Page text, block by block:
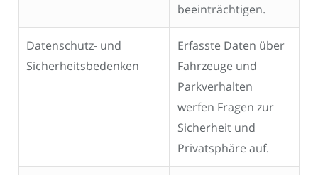
beeinträchtigen.
Datenschutz- und
Sicherheitsbedenken
Erfasste Daten über
Fahrzeuge und
Parkverhalten
werfen Fragen zur
Sicherheit und
Privatsphäre auf.